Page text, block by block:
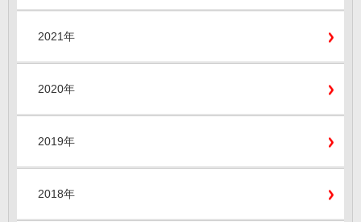
2021年
2020年
2019年
2018年